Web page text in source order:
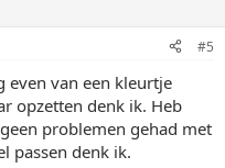
#5
even van een kleurtje
opzetten denk ik. Heb
problemen gehad met
passen denk ik.